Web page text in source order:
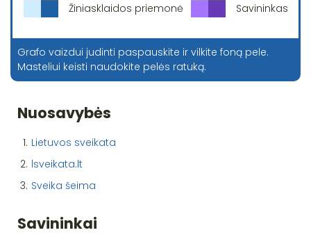
Žiniasklaidos priemonė Savininkas
Grafo vaizdui judinti paspauskite ir vilkite foną pele.
Masteliui keisti naudokite pelės ratuką.
Nuosavybės
1. Lietuvos sveikata
2. lsveikata.lt
3. Sveika šeima
Savininkai